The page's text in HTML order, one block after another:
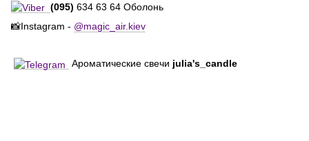
(095) 634 63 64 Оболонь
📸Instagram - @magic_air.kiev
Ароматические свечи julia's_candle